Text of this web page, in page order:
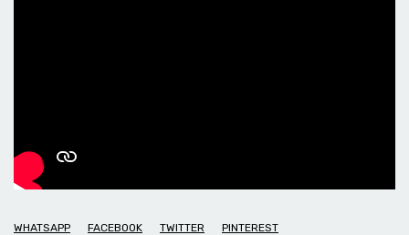
WHATSAPP FACEBOOK TWITTER PINTEREST